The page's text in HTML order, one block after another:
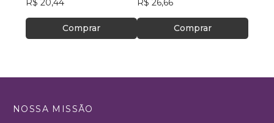
Comprar Comprar
NOSSA MISSÃO